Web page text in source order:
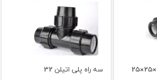
سه راه پلی اتیلن 32